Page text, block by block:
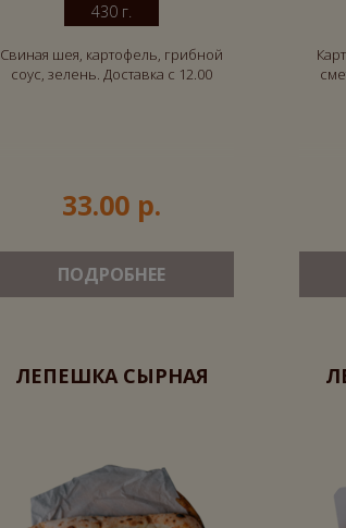
430 г.
Свиная шея, картофель, грибной
соус, зелень. Доставка с 12.00
33.00 р.
ПОДРОБНЕЕ
ЛЕПЕШКА СЫРНАЯ